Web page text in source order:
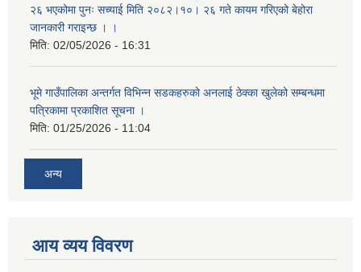
२६ भएकोमा पुनः सच्याई मिति २०८२।१०। २६ गते कायम गरिएको बेहोरा
जानकारी गराइन्छ । ।
मिति: 02/05/2026 - 16:31
भूमे गाउँपालिका अन्तर्गत विभिन्न सडकहरुको अनलाई ठेक्का खुलेको सम्बन्धमा
पत्रिकामा प्रकाशित सूचना ।
मिति: 01/25/2026 - 11:04
अन्य
आय व्यय विवरण